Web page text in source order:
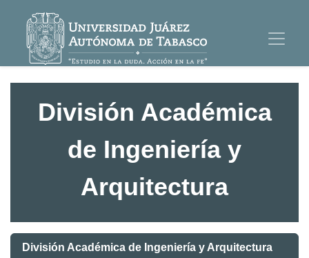
División Académica
de Ingeniería y
Arquitectura
División Académica de Ingeniería y Arquitectura